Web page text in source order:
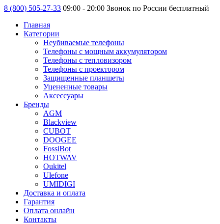
8 (800) 505-27-33 09:00 - 20:00 Звонок по России бесплатный
Главная
Категории
Неубиваемые телефоны
Телефоны с мощным аккумулятором
Телефоны с тепловизором
Телефоны с проектором
Защищенные планшеты
Уцененные товары
Аксессуары
Бренды
AGM
Blackview
CUBOT
DOOGEE
FossiBot
HOTWAV
Oukitel
Ulefone
UMIDIGI
Доставка и оплата
Гарантия
Оплата онлайн
Контакты